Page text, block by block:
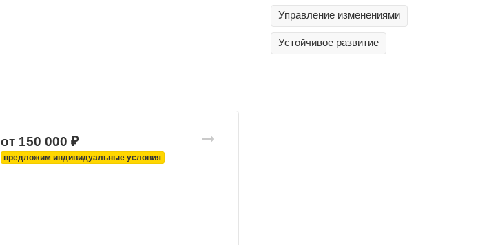
от 150 000 ₽
предложим индивидуальные условия
Управление изменениями
Устойчивое развитие